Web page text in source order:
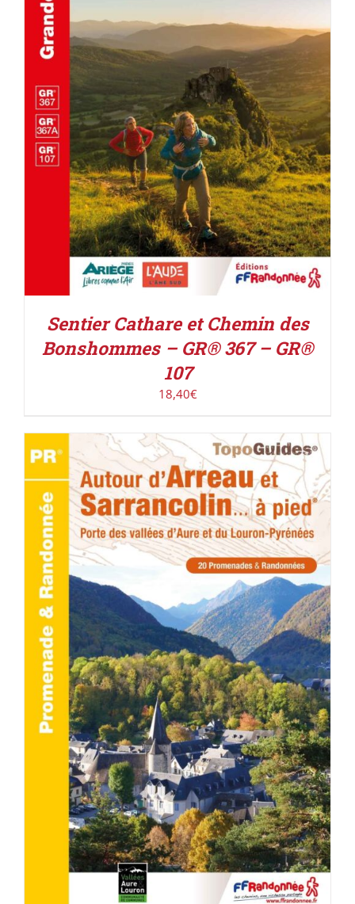
ACHETER LE PRODUIT DÉTAILS
Sentier Cathare et Chemin des
Bonshommes – GR® 367 – GR®
107
18,40€
ACHETER LE PRODUIT / DÉTAILS